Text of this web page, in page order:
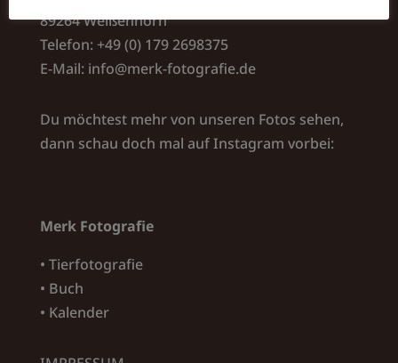
89264 Weißenhorn
Telefon: +49 (0) 179 2698375
E-Mail: info@merk-fotografie.de
Du möchtest mehr von unseren Fotos sehen,
dann schau doch mal auf Instagram vorbei:
Merk Fotografie
• Tierfotografie
• Buch
• Kalender